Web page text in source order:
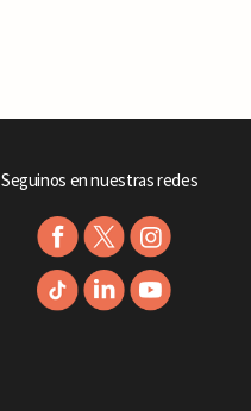
Seguinos en nuestras redes